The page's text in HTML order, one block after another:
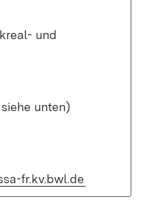
und
unten)
fr.kv.bwl.de